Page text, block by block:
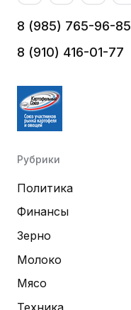
8 (985) 765-96-85
8 (910) 416-01-77
Рубрики
Политика
Финансы
Зерно
Молоко
Мясо
Техника